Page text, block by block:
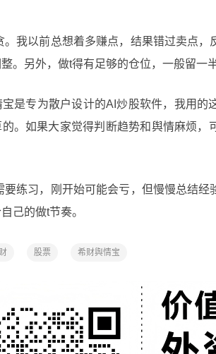
。我以前总想着多赚点，结果错过卖点
。另外，做t得有足够的仓位，一般留一
是专为散户设计的AI炒股软件，我用的
。如果大家觉得判断趋势和舆情麻烦
要练习，刚开始可能会亏，但慢慢总结
己的做t节奏。
股票 希财舆情宝